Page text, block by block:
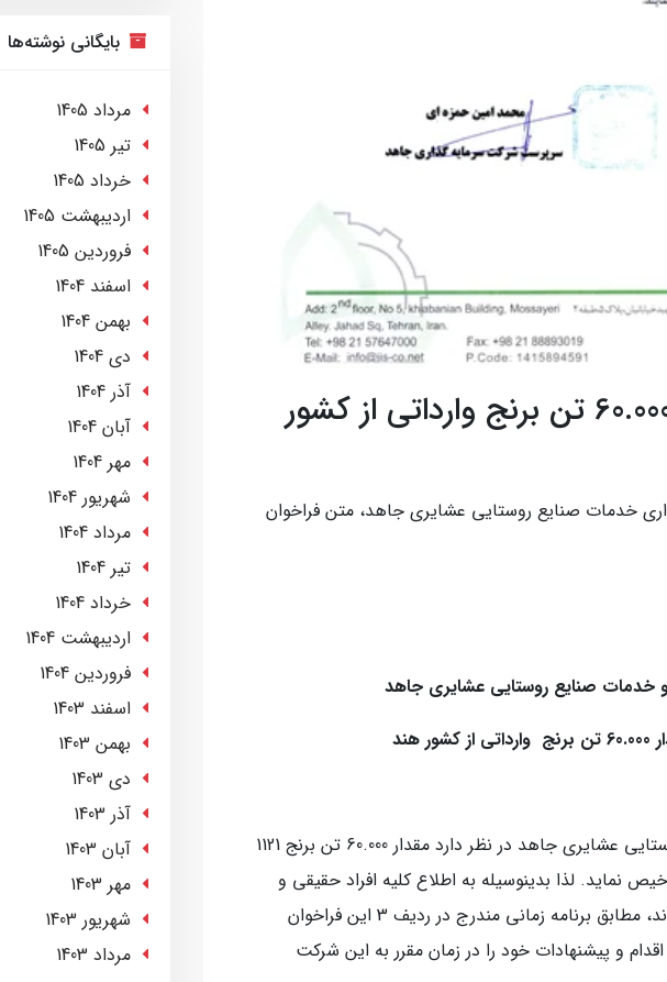
فراخوان ترخیص مقدار 60.000 تن برنج وارداتی از کشور
خدمات صنایع روستایی عشایری جاهد، متن فراخوان
خدمات صنایع روستایی عشایری جاهد
شرکت سرمایه گذاری و خدمات صنایع روستایی عشایری جاهد در نظر دارد مقدار 60.000 تن برنج 1121
نماید. لذا بدینوسیله به اطلاع کلیه افراد حقیقی و
حقوقی که تمایل به همکاری دارند می‌رساند، مطابق برنامه زمانی مندرج در ردیف 3 این فراخوان
و پیشنهادات خود را در زمان مقرر به این شرکت
بایگانی نوشته‌ها
مرداد 1405
تير 1405
خرداد 1405
ارديبهشت 1405
فروردین 1405
اسفند 1404
بهمن 1404
دی 1404
آذر 1404
آبان 1404
مهر 1404
شهریور 1404
مرداد 1404
تير 1404
خرداد 1404
ارديبهشت 1404
فروردین 1404
اسفند 1403
بهمن 1403
دی 1403
آذر 1403
آبان 1403
مهر 1403
شهریور 1403
مرداد 1403